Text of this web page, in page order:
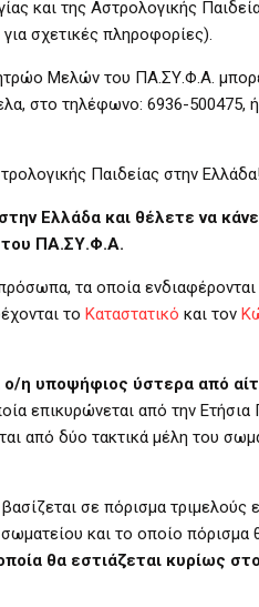
και της Αστρολογικής
για σχετικές πληροφορίες).
Μελών του ΠΑ.ΣΥ.Φ.Α.
στο τηλέφωνο: 6936-500475,
Παιδείας στην Ελλάδα!
Ελλάδα και θέλετε να
του ΠΑ.ΣΥ.Φ.Α.
τα οποία ενδιαφέρονται
το Καταστατικό και τον
η υποψήφιος ύστερα από
επικυρώνεται από την Ετήσια
από δύο τακτικά μέλη του
σε πόρισμα τριμελούς
και το οποίο πόρισμα
θα εστιάζεται κυρίως